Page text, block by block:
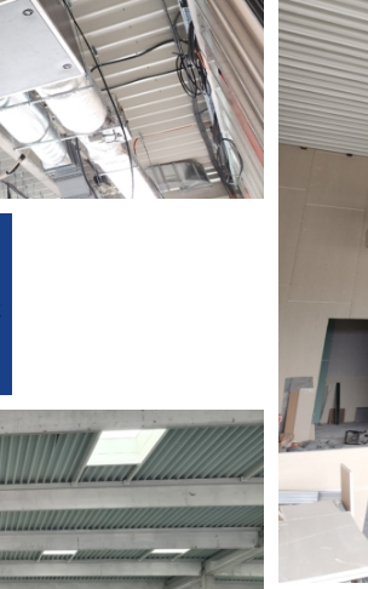
i klimatizacija
izvodimo radove: